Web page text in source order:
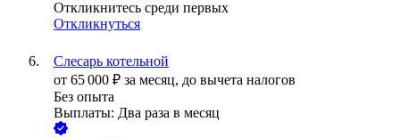
Откликнитесь среди первых
Откликнуться
Слесарь котельной
от 65 000 ₽ за месяц, до вычета налогов
Без опыта
Выплаты: Два раза в месяц